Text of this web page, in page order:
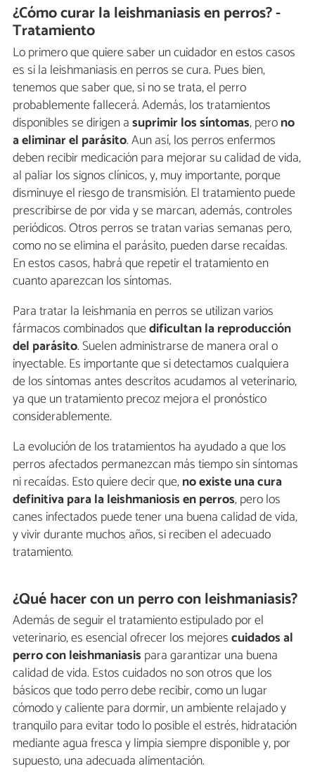
¿Cómo curar la leishmaniasis en perros? -
Tratamiento
Lo primero que quiere saber un cuidador en estos casos
es si la leishmaniasis en perros se cura. Pues bien,
tenemos que saber que, si no se trata, el perro
probablemente fallecerá. Además, los tratamientos
disponibles se dirigen asuprimir los síntomas, perono
a eliminar el parásito. Aun así, los perros enfermos
deben recibir medicación para mejorar su calidad de vida,
al paliar los signos clínicos, y, muy importante, porque
disminuye el riesgo de transmisión. El tratamiento puede
prescribirse de por vida y se marcan, además, controles
periódicos. Otros perros se tratan varias semanas pero,
como no se elimina el parásito, pueden darse recaídas.
En estos casos, habrá que repetir el tratamiento en
cuanto aparezcan los síntomas.
Para tratar la leishmania en perros se utilizan varios
fármacos combinados quedificultan la reproducción
del parásito. Suelen administrarse de manera oral o
inyectable. Es importante que si detectamos cualquiera
de los síntomas antes descritos acudamos al veterinario,
ya que un tratamiento precoz mejora el pronóstico
considerablemente.
La evolución de los tratamientos ha ayudado a que los
perros afectados permanezcan más tiempo sin síntomas
ni recaídas. Esto quiere decir que,no existe una cura
definitiva para la leishmaniosis en perros, pero los
canes infectados puede tener una buena calidad de vida,
y vivir durante muchos años, si reciben el adecuado
tratamiento.
¿Qué hacer con un perro con leishmaniasis?
Además de seguir el tratamiento estipulado por el
veterinario, es esencial ofrecer los mejorescuidados al
perro con leishmaniasis para garantizar una buena
calidad de vida. Estos cuidados no son otros que los
básicos que todo perro debe recibir, como un lugar
cómodo y caliente para dormir, un ambiente relajado y
tranquilo para evitar todo lo posible el estrés, hidratación
mediante agua fresca y limpia siempre disponible y, por
supuesto, una adecuada alimentación.